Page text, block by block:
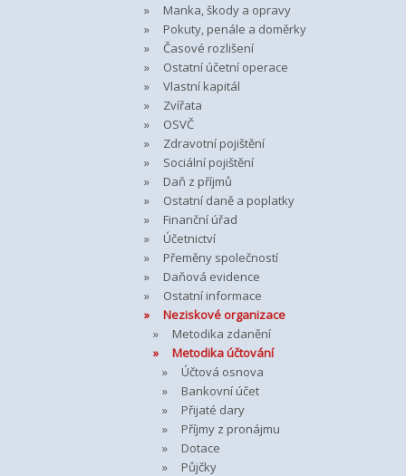
Manka, škody a opravy
Pokuty, penále a doměrky
Časové rozlišení
Ostatní účetní operace
Vlastní kapitál
Zvířata
OSVČ
Zdravotní pojištění
Sociální pojištění
Daň z příjmů
Ostatní daně a poplatky
Finanční úřad
Účetnictví
Přeměny společností
Daňová evidence
Ostatní informace
Neziskové organizace
Metodika zdanění
Metodika účtování
Účtová osnova
Bankovní účet
Přijaté dary
Příjmy z pronájmu
Dotace
Půjčky